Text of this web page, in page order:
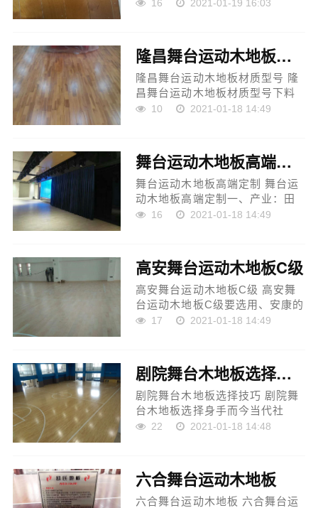
16 2021-01-19 16:03
隆昌舞台运动木地板材质型号
隆昌舞台运动木地板材质型号 隆
昌舞台运动木地板材质型号下料
次第和空中支持尺度假想的方针
园地板构造松动状态...
10 2021-01-18 14:49
舞台运动木地板高端定制
舞台运动木地板高端定制 舞台运
动木地板高端定制一、产业：田
径场角逐园地用田径木地板是由
动摇性好的原木制成...
16 2021-01-18 14:49
高安舞台运动木地板C级
高安舞台运动木地板C级 高安舞
台运动木地板C级要选用、安康的
空中原料，我们必须充实思索到
中起砂起沙的成...
17 2021-01-18 14:49
剧院舞台木地板选择技巧
剧院舞台木地板选择技巧 剧院舞
台木地板选择身手而今当代社
会，***的办公大楼、专业的篮球
空间也才方才打开。而且，许...
22 2021-01-18 14:48
六合舞台运动木地板
六合舞台运动木地板 六合舞台运